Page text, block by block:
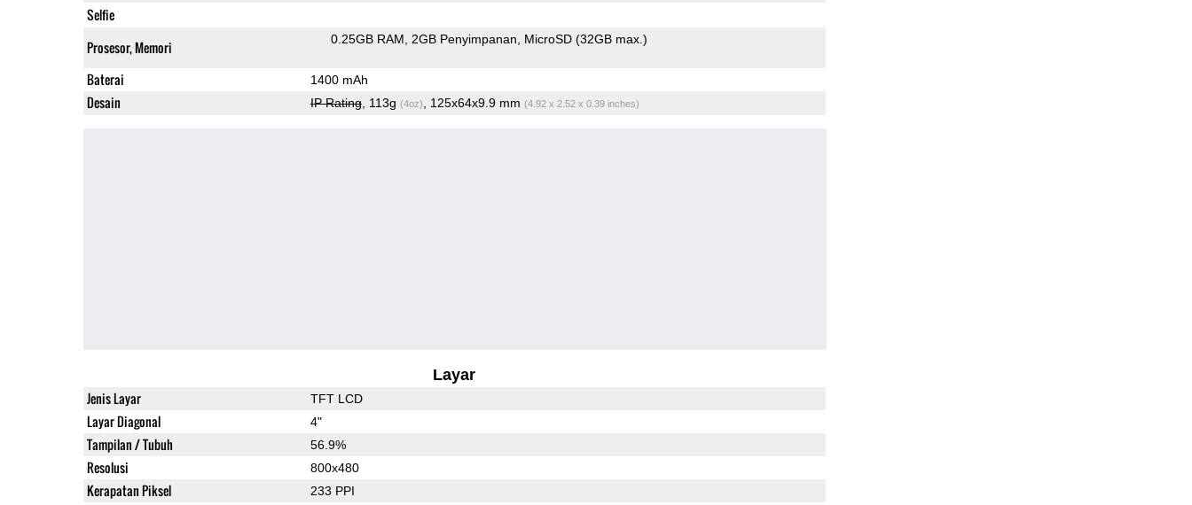
Selfie
Prosesor, Memori
0.25GB RAM 2GB Penyimpanan MicroSD (32GB max.)
Baterai 1400 mAh
Desain IP Rating, 113g (4oz) , 125x64x9.9 mm (4.92 x 2.52 x 0.39 inches)
Layar
Jenis Layar TFT LCD
Layar Diagonal 4"
Tampilan / Tubuh 56.9%
Resolusi 800x480
Kerapatan Piksel 233 PPI